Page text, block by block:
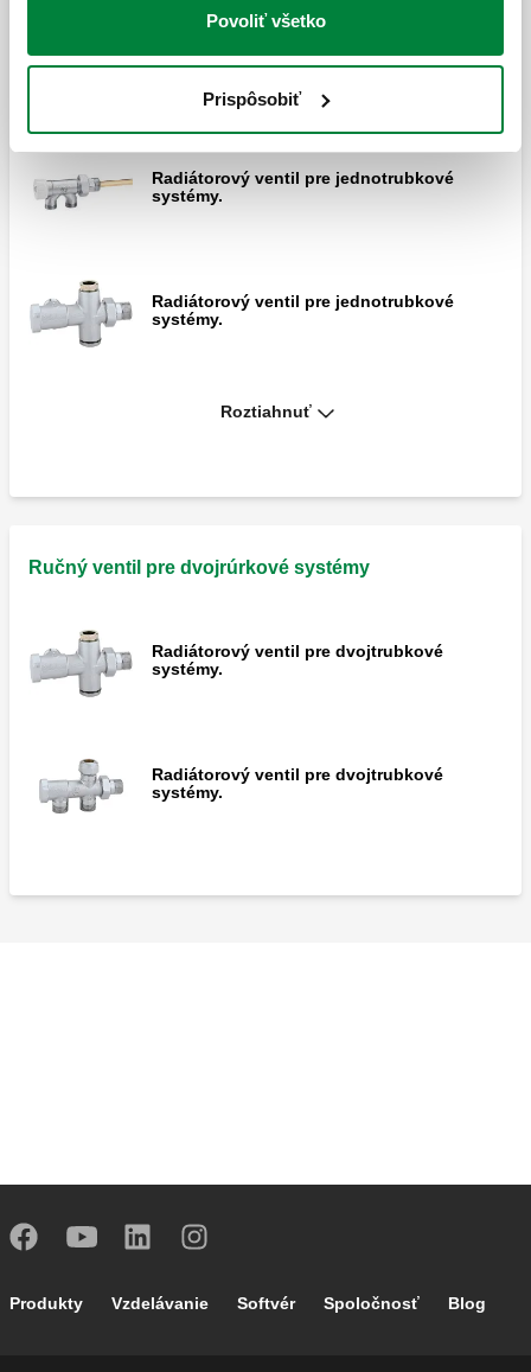
Povoliť všetko
Prispôsobiť
systémy. S prednou nastavovacou
Radiátorový ventil pre jednotrubkové
systémy.
Radiátorový ventil pre jednotrubkové
systémy.
Radiátorový ventil pre jednotrubkové
Roztiahnuť
Ručný ventil pre dvojrúrkové systémy
Radiátorový ventil pre dvojtrubkové
systémy.
Radiátorový ventil pre dvojtrubkové
systémy.
Footer main navigation
Produkty Vzdelávanie Softvér Spoločnosť Blog